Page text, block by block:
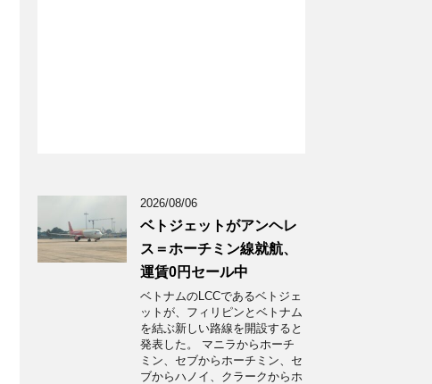
2026/08/06
ベトジェットがアンヘレ
ス＝ホーチミン線就航、
運賃0円セール中
ベトナムのLCCであるベトジェ
ットが、フィリピンとベトナム
を結ぶ新しい路線を開設すると
発表した。 マニラからホーチ
ミン、セブからホーチミン、セ
ブからハノイ、クラークからホ